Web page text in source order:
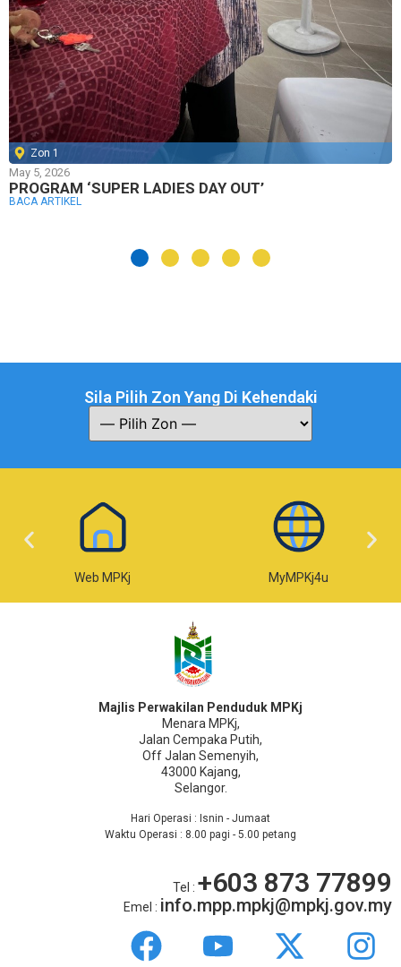
Zon 1
May 5, 2026
PROGRAM ‘SUPER LADIES DAY OUT’
BACA ARTIKEL
Sila Pilih Zon Yang Di Kehendaki
MyMPKj4u e-Taksiran
Majlis Perwakilan Penduduk MPKj
Menara MPKj,
Jalan Cempaka Putih,
Off Jalan Semenyih,
43000 Kajang,
Selangor.
Hari Operasi : Isnin - Jumaat
Waktu Operasi : 8.00 pagi - 5.00 petang
Tel : +603 873 77899
Emel : info.mpp.mpkj@mpkj.gov.my